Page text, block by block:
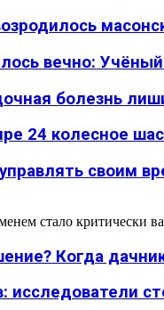
вечно:
болезнь
24 колесное
своим
стало
Когда
исследователи